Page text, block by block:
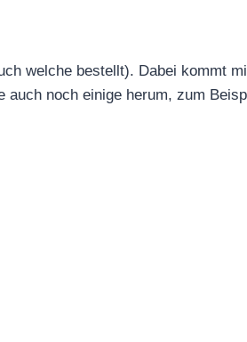
welche bestellt). Dabei kommt
noch einige herum, zum